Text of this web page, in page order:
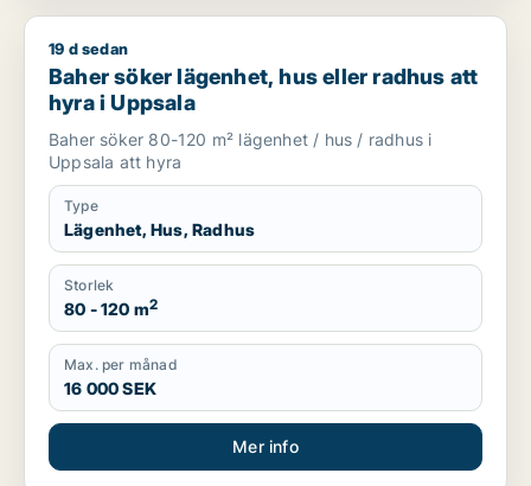
Baher söker lägenhet, hus eller radhus att hyra i Uppsala
19 d sedan
Baher söker lägenhet, hus eller radhus att
hyra i Uppsala
Baher söker 80-120 m² lägenhet / hus / radhus i
Uppsala att hyra
Type
Lägenhet, Hus, Radhus
Storlek
80 - 120 m2
Max. per månad
16 000 SEK
Mer info